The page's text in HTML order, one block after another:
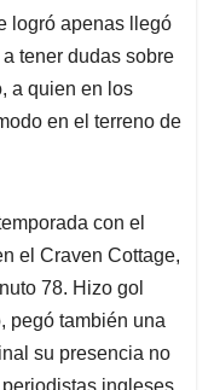
logró apenas llegó
tener dudas sobre
a quien en los
en el terreno de
con el
el Craven Cottage,
78. Hizo gol
pegó también una
su presencia no